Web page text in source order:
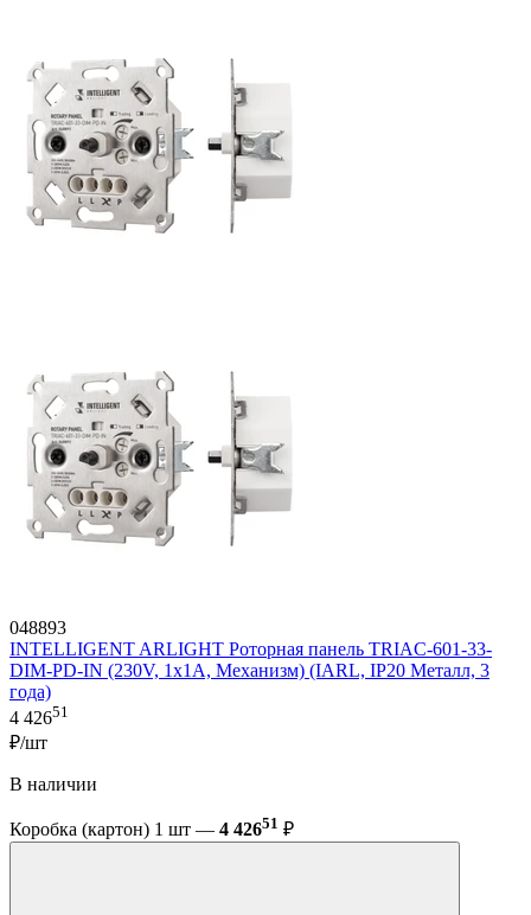
048893
INTELLIGENT ARLIGHT Роторная панель TRIAC-601-33-
DIM-PD-IN (230V, 1x1A, Механизм) (IARL, IP20 Металл, 3
года)
4 42651
₽/шт
В наличии
Коробка (картон) 1 шт — 4 42651 ₽